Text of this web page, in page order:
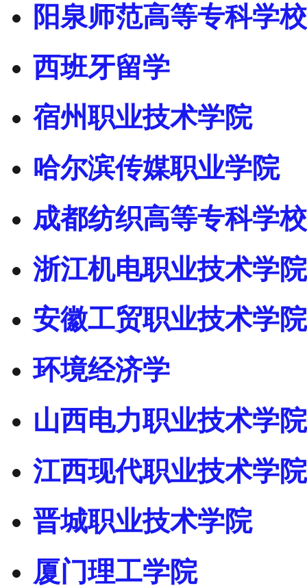
阳泉师范高等专科学校
西班牙留学
宿州职业技术学院
哈尔滨传媒职业学院
成都纺织高等专科学校
浙江机电职业技术学院
安徽工贸职业技术学院
环境经济学
山西电力职业技术学院
江西现代职业技术学院
晋城职业技术学院
厦门理工学院